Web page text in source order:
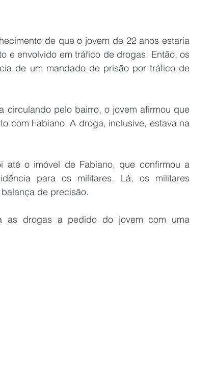
de que o jovem de 22 anos estaria
e envolvido em tráfico de drogas. Então, os
de um mandado de prisão por tráfico de
circulando pelo bairro, o jovem afirmou que
com Fabiano. A droga, inclusive, estava na
até o imóvel de Fabiano, que confirmou a
para os militares. Lá, os militares
de precisão.
as drogas a pedido do jovem com uma